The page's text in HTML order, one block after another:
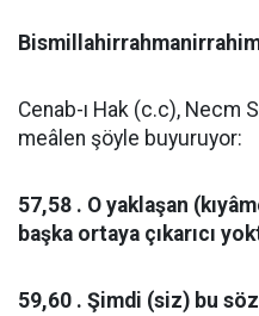
Cenab-ı Hak (c.c), Necm
meâlen şöyle buyuruyor:
57,58 . O yaklaşan
başka ortaya çıkarıcı
59,60 . Şimdi (siz) bu